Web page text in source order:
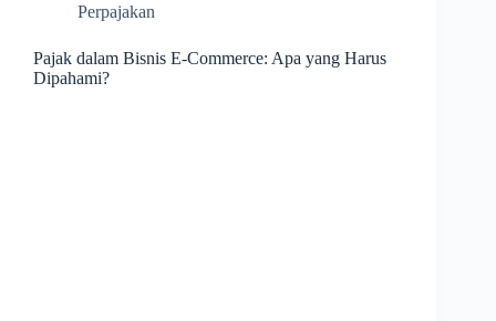
Perpajakan
Pajak dalam Bisnis E-Commerce: Apa yang Harus
Dipahami?